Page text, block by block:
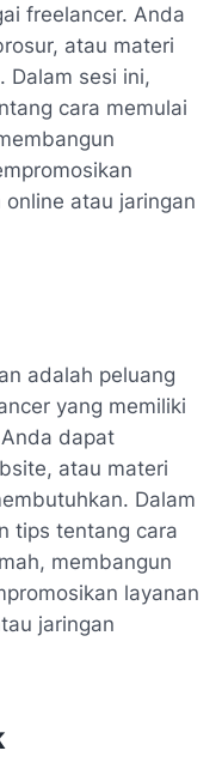
freelancer. Anda
atau materi
Dalam sesi ini,
cara memulai
atau jaringan
adalah peluang
yang memiliki
dapat
atau materi
Dalam
tips tentang cara
membangun
layanan
jaringan